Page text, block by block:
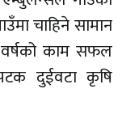
चाहिने सामान
काम सफल
दुईवटा कृषि